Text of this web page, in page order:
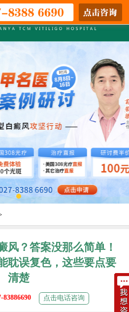
风？答案没那么简单！
耽误复色，这些要点要
清楚
83886690 点击电话咨询